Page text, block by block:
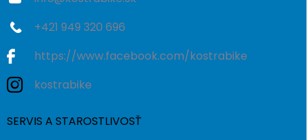
+421 949 320 696
https://www.facebook.com/kostrabike
kostrabike
SERVIS A STAROSTLIVOSŤ